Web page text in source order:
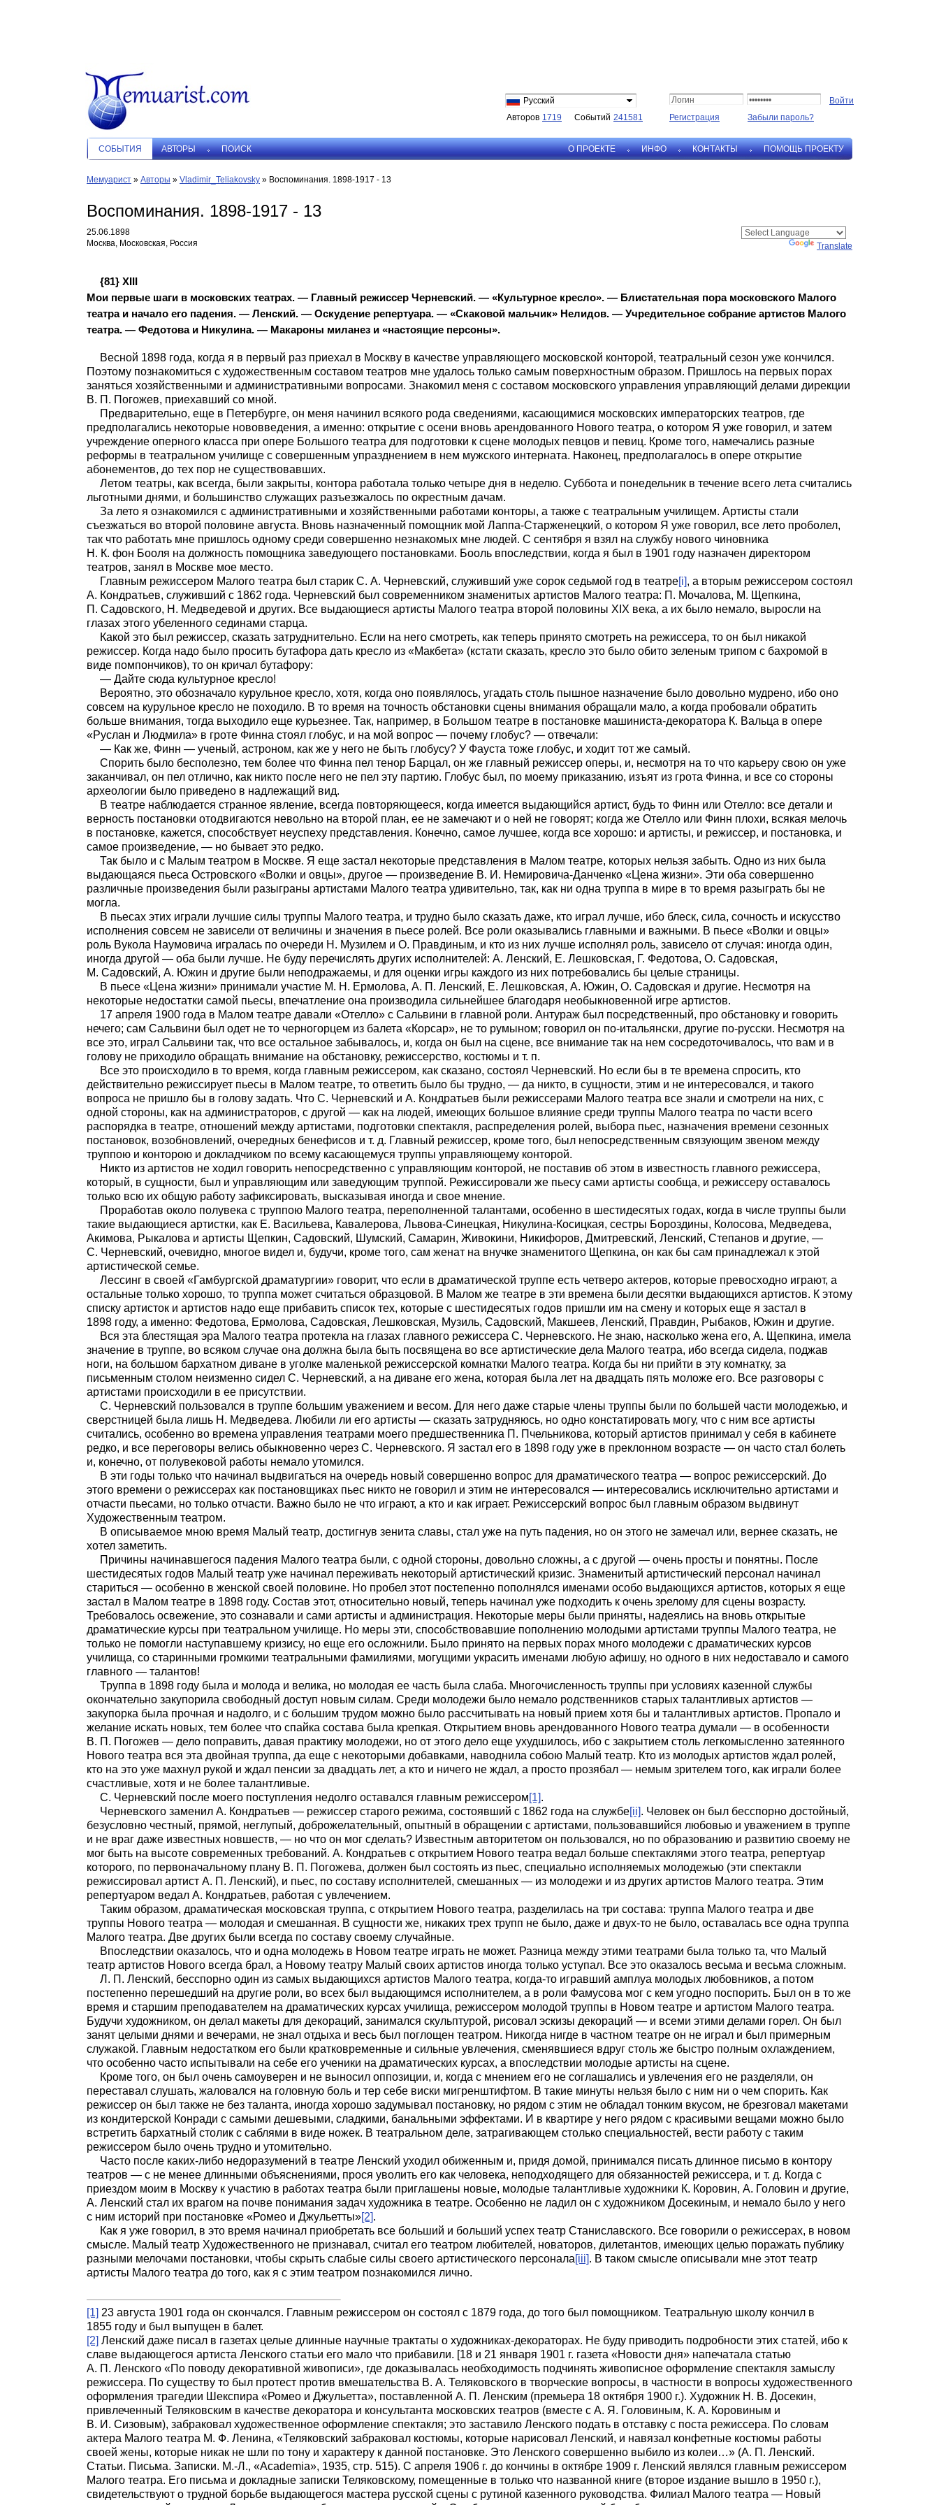
Русский
Авторов 1719 Событий 241581 Регистрация Забыли пароль?
СОБЫТИЯ АВТОРЫ ПОИСК О ПРОЕКТЕ ИНФО КОНТАКТЫ ПОМОЩЬ ПРОЕКТУ
Мемуарист » Авторы » Vladimir_Teliakovsky » Воспоминания. 1898-1917 - 13
Воспоминания. 1898-1917 - 13
25.06.1898
Москва, Московская, Россия
Translate
{81} XIII
Мои первые шаги в московских театрах. — Главный режиссер Черневский. — «Культурное кресло». — Блистательная пора московского Малого
театра и начало его падения. — Ленский. — Оскудение репертуара. — «Скаковой мальчик» Нелидов. — Учредительное собрание артистов Малого
театра. — Федотова и Никулина. — Макароны миланез и «настоящие персоны».
Весной 1898 года, когда я в первый раз приехал в Москву в качестве управляющего московской конторой, театральный сезон уже кончился.
Поэтому познакомиться с художественным составом театров мне удалось только самым поверхностным образом. Пришлось на первых порах
заняться хозяйственными и административными вопросами. Знакомил меня с составом московского управления управляющий делами дирекции
В. П. Погожев, приехавший со мной.
Предварительно, еще в Петербурге, он меня начинил всякого рода сведениями, касающимися московских императорских театров, где
предполагались некоторые нововведения, а именно: открытие с осени вновь арендованного Нового театра, о котором Я уже говорил, и затем
учреждение оперного класса при опере Большого театра для подготовки к сцене молодых певцов и певиц. Кроме того, намечались разные
реформы в театральном училище с совершенным упразднением в нем мужского интерната. Наконец, предполагалось в опере открытие
абонементов, до тех пор не существовавших.
Летом театры, как всегда, были закрыты, контора работала только четыре дня в неделю. Суббота и понедельник в течение всего лета считались
льготными днями, и большинство служащих разъезжалось по окрестным дачам.
За лето я ознакомился с административными и хозяйственными работами конторы, а также с театральным училищем. Артисты стали
съезжаться во второй половине августа. Вновь назначенный помощник мой Лаппа-Старженецкий, о котором Я уже говорил, все лето проболел,
так что работать мне пришлось одному среди совершенно незнакомых мне людей. С сентября я взял на службу нового чиновника
Н. К. фон Бооля на должность помощника заведующего постановками. Бооль впоследствии, когда я был в 1901 году назначен директором
театров, занял в Москве мое место.
Главным режиссером Малого театра был старик С. А. Черневский, служивший уже сорок седьмой год в театре[i], а вторым режиссером состоял
А. Кондратьев, служивший с 1862 года. Черневский был современником знаменитых артистов Малого театра: П. Мочалова, М. Щепкина,
П. Садовского, Н. Медведевой и других. Все выдающиеся артисты Малого театра второй половины XIX века, а их было немало, выросли на
глазах этого убеленного сединами старца.
Какой это был режиссер, сказать затруднительно. Если на него смотреть, как теперь принято смотреть на режиссера, то он был никакой
режиссер. Когда надо было просить бутафора дать кресло из «Макбета» (кстати сказать, кресло это было обито зеленым трипом с бахромой в
виде помпончиков), то он кричал бутафору:
— Дайте сюда культурное кресло!
Вероятно, это обозначало курульное кресло, хотя, когда оно появлялось, угадать столь пышное назначение было довольно мудрено, ибо оно
совсем на курульное кресло не походило. В то время на точность обстановки сцены внимания обращали мало, а когда пробовали обратить
больше внимания, тогда выходило еще курьезнее. Так, например, в Большом театре в постановке машиниста-декоратора К. Вальца в опере
«Руслан и Людмила» в гроте Финна стоял глобус, и на мой вопрос — почему глобус? — отвечали:
— Как же, Финн — ученый, астроном, как же у него не быть глобусу? У Фауста тоже глобус, и ходит тот же самый.
Спорить было бесполезно, тем более что Финна пел тенор Барцал, он же главный режиссер оперы, и, несмотря на то что карьеру свою он уже
заканчивал, он пел отлично, как никто после него не пел эту партию. Глобус был, по моему приказанию, изъят из грота Финна, и все со стороны
археологии было приведено в надлежащий вид.
В театре наблюдается странное явление, всегда повторяющееся, когда имеется выдающийся артист, будь то Финн или Отелло: все детали и
верность постановки отодвигаются невольно на второй план, ее не замечают и о ней не говорят; когда же Отелло или Финн плохи, всякая мелочь
в постановке, кажется, способствует неуспеху представления. Конечно, самое лучшее, когда все хорошо: и артисты, и режиссер, и постановка, и
самое произведение, — но бывает это редко.
Так было и с Малым театром в Москве. Я еще застал некоторые представления в Малом театре, которых нельзя забыть. Одно из них была
выдающаяся пьеса Островского «Волки и овцы», другое — произведение В. И. Немировича-Данченко «Цена жизни». Эти оба совершенно
различные произведения были разыграны артистами Малого театра удивительно, так, как ни одна труппа в мире в то время разыграть бы не
могла.
В пьесах этих играли лучшие силы труппы Малого театра, и трудно было сказать даже, кто играл лучше, ибо блеск, сила, сочность и искусство
исполнения совсем не зависели от величины и значения в пьесе ролей. Все роли оказывались главными и важными. В пьесе «Волки и овцы»
роль Вукола Наумовича игралась по очереди Н. Музилем и О. Правдиным, и кто из них лучше исполнял роль, зависело от случая: иногда один,
иногда другой — оба были лучше. Не буду перечислять других исполнителей: А. Ленский, Е. Лешковская, Г. Федотова, О. Садовская,
М. Садовский, А. Южин и другие были неподражаемы, и для оценки игры каждого из них потребовались бы целые страницы.
В пьесе «Цена жизни» принимали участие М. Н. Ермолова, А. П. Ленский, Е. Лешковская, А. Южин, О. Садовская и другие. Несмотря на
некоторые недостатки самой пьесы, впечатление она производила сильнейшее благодаря необыкновенной игре артистов.
17 апреля 1900 года в Малом театре давали «Отелло» с Сальвини в главной роли. Антураж был посредственный, про обстановку и говорить
нечего; сам Сальвини был одет не то черногорцем из балета «Корсар», не то румыном; говорил он по-итальянски, другие по-русски. Несмотря на
все это, играл Сальвини так, что все остальное забывалось, и, когда он был на сцене, все внимание так на нем сосредоточивалось, что вам и в
голову не приходило обращать внимание на обстановку, режиссерство, костюмы и т. п.
Все это происходило в то время, когда главным режиссером, как сказано, состоял Черневский. Но если бы в те времена спросить, кто
действительно режиссирует пьесы в Малом театре, то ответить было бы трудно, — да никто, в сущности, этим и не интересовался, и такого
вопроса не пришло бы в голову задать. Что С. Черневский и А. Кондратьев были режиссерами Малого театра все знали и смотрели на них, с
одной стороны, как на администраторов, с другой — как на людей, имеющих большое влияние среди труппы Малого театра по части всего
распорядка в театре, отношений между артистами, подготовки спектакля, распределения ролей, выбора пьес, назначения времени сезонных
постановок, возобновлений, очередных бенефисов и т. д. Главный режиссер, кроме того, был непосредственным связующим звеном между
труппою и конторою и докладчиком по всему касающемуся труппы управляющему конторой.
Никто из артистов не ходил говорить непосредственно с управляющим конторой, не поставив об этом в известность главного режиссера,
который, в сущности, был и управляющим или заведующим труппой. Режиссировали же пьесу сами артисты сообща, и режиссеру оставалось
только всю их общую работу зафиксировать, высказывая иногда и свое мнение.
Проработав около полувека с труппою Малого театра, переполненной талантами, особенно в шестидесятых годах, когда в числе труппы были
такие выдающиеся артистки, как Е. Васильева, Кавалерова, Львова-Синецкая, Никулина-Косицкая, сестры Бороздины, Колосова, Медведева,
Акимова, Рыкалова и артисты Щепкин, Садовский, Шумский, Самарин, Живокини, Никифоров, Дмитревский, Ленский, Степанов и другие, —
С. Черневский, очевидно, многое видел и, будучи, кроме того, сам женат на внучке знаменитого Щепкина, он как бы сам принадлежал к этой
артистической семье.
Лессинг в своей «Гамбургской драматургии» говорит, что если в драматической труппе есть четверо актеров, которые превосходно играют, а
остальные только хорошо, то труппа может считаться образцовой. В Малом же театре в эти времена были десятки выдающихся артистов. К этому
списку артисток и артистов надо еще прибавить список тех, которые с шестидесятых годов пришли им на смену и которых еще я застал в
1898 году, а именно: Федотова, Ермолова, Садовская, Лешковская, Музиль, Садовский, Макшеев, Ленский, Правдин, Рыбаков, Южин и другие.
Вся эта блестящая эра Малого театра протекла на глазах главного режиссера С. Черневского. Не знаю, насколько жена его, А. Щепкина, имела
значение в труппе, во всяком случае она должна была быть посвящена во все артистические дела Малого театра, ибо всегда сидела, поджав
ноги, на большом бархатном диване в уголке маленькой режиссерской комнатки Малого театра. Когда бы ни прийти в эту комнатку, за
письменным столом неизменно сидел С. Черневский, а на диване его жена, которая была лет на двадцать пять моложе его. Все разговоры с
артистами происходили в ее присутствии.
С. Черневский пользовался в труппе большим уважением и весом. Для него даже старые члены труппы были по большей части молодежью, и
сверстницей была лишь Н. Медведева. Любили ли его артисты — сказать затрудняюсь, но одно констатировать могу, что с ним все артисты
считались, особенно во времена управления театрами моего предшественника П. Пчельникова, который артистов принимал у себя в кабинете
редко, и все переговоры велись обыкновенно через С. Черневского. Я застал его в 1898 году уже в преклонном возрасте — он часто стал болеть
и, конечно, от полувековой работы немало утомился.
В эти годы только что начинал выдвигаться на очередь новый совершенно вопрос для драматического театра — вопрос режиссерский. До
этого времени о режиссерах как постановщиках пьес никто не говорил и этим не интересовался — интересовались исключительно артистами и
отчасти пьесами, но только отчасти. Важно было не что играют, а кто и как играет. Режиссерский вопрос был главным образом выдвинут
Художественным театром.
В описываемое мною время Малый театр, достигнув зенита славы, стал уже на путь падения, но он этого не замечал или, вернее сказать, не
хотел заметить.
Причины начинавшегося падения Малого театра были, с одной стороны, довольно сложны, а с другой — очень просты и понятны. После
шестидесятых годов Малый театр уже начинал переживать некоторый артистический кризис. Знаменитый артистический персонал начинал
стариться — особенно в женской своей половине. Но пробел этот постепенно пополнялся именами особо выдающихся артистов, которых я еще
застал в Малом театре в 1898 году. Состав этот, относительно новый, теперь начинал уже подходить к очень зрелому для сцены возрасту.
Требовалось освежение, это сознавали и сами артисты и администрация. Некоторые меры были приняты, надеялись на вновь открытые
драматические курсы при театральном училище. Но меры эти, способствовавшие пополнению молодыми артистами труппы Малого театра, не
только не помогли наступавшему кризису, но еще его осложнили. Было принято на первых порах много молодежи с драматических курсов
училища, со старинными громкими театральными фамилиями, могущими украсить именами любую афишу, но одного в них недоставало и самого
главного — талантов!
Труппа в 1898 году была и молода и велика, но молодая ее часть была слаба. Многочисленность труппы при условиях казенной службы
окончательно закупорила свободный доступ новым силам. Среди молодежи было немало родственников старых талантливых артистов —
закупорка была прочная и надолго, и с большим трудом можно было рассчитывать на новый прием хотя бы и талантливых артистов. Пропало и
желание искать новых, тем более что спайка состава была крепкая. Открытием вновь арендованного Нового театра думали — в особенности
В. П. Погожев — дело поправить, давая практику молодежи, но от этого дело еще ухудшилось, ибо с закрытием столь легкомысленно затеянного
Нового театра вся эта двойная труппа, да еще с некоторыми добавками, наводнила собою Малый театр. Кто из молодых артистов ждал ролей,
кто на это уже махнул рукой и ждал пенсии за двадцать лет, а кто и ничего не ждал, а просто прозябал — немым зрителем того, как играли более
счастливые, хотя и не более талантливые.
С. Черневский после моего поступления недолго оставался главным режиссером[1].
Черневского заменил А. Кондратьев — режиссер старого режима, состоявший с 1862 года на службе[ii]. Человек он был бесспорно достойный,
безусловно честный, прямой, неглупый, доброжелательный, опытный в обращении с артистами, пользовавшийся любовью и уважением в труппе
и не враг даже известных новшеств, — но что он мог сделать? Известным авторитетом он пользовался, но по образованию и развитию своему не
мог быть на высоте современных требований. А. Кондратьев с открытием Нового театра ведал больше спектаклями этого театра, репертуар
которого, по первоначальному плану В. П. Погожева, должен был состоять из пьес, специально исполняемых молодежью (эти спектакли
режиссировал артист А. П. Ленский), и пьес, по составу исполнителей, смешанных — из молодежи и из других артистов Малого театра. Этим
репертуаром ведал А. Кондратьев, работая с увлечением.
Таким образом, драматическая московская труппа, с открытием Нового театра, разделилась на три состава: труппа Малого театра и две
труппы Нового театра — молодая и смешанная. В сущности же, никаких трех трупп не было, даже и двух-то не было, оставалась все одна труппа
Малого театра. Две других были всегда по составу своему случайные.
Впоследствии оказалось, что и одна молодежь в Новом театре играть не может. Разница между этими театрами была только та, что Малый
театр артистов Нового всегда брал, а Новому театру Малый своих артистов иногда только уступал. Все это оказалось весьма и весьма сложным.
Л. П. Ленский, бесспорно один из самых выдающихся артистов Малого театра, когда-то игравший амплуа молодых любовников, а потом
постепенно перешедший на другие роли, во всех был выдающимся исполнителем, а в роли Фамусова мог с кем угодно поспорить. Был он в то же
время и старшим преподавателем на драматических курсах училища, режиссером молодой труппы в Новом театре и артистом Малого театра.
Будучи художником, он делал макеты для декораций, занимался скульптурой, рисовал эскизы декораций — и всеми этими делами горел. Он был
занят целыми днями и вечерами, не знал отдыха и весь был поглощен театром. Никогда нигде в частном театре он не играл и был примерным
служакой. Главным недостатком его были кратковременные и сильные увлечения, сменявшиеся вдруг столь же быстро полным охлаждением,
что особенно часто испытывали на себе его ученики на драматических курсах, а впоследствии молодые артисты на сцене.
Кроме того, он был очень самоуверен и не выносил оппозиции, и, когда с мнением его не соглашались и увлечения его не разделяли, он
переставал слушать, жаловался на головную боль и тер себе виски мигренштифтом. В такие минуты нельзя было с ним ни о чем спорить. Как
режиссер он был также не без таланта, иногда хорошо задумывал постановку, но рядом с этим не обладал тонким вкусом, не брезговал макетами
из кондитерской Конради с самыми дешевыми, сладкими, банальными эффектами. И в квартире у него рядом с красивыми вещами можно было
встретить бархатный столик с саблями в виде ножек. В театральном деле, затрагивающем столько специальностей, вести работу с таким
режиссером было очень трудно и утомительно.
Часто после каких-либо недоразумений в театре Ленский уходил обиженным и, придя домой, принимался писать длинное письмо в контору
театров — с не менее длинными объяснениями, прося уволить его как человека, неподходящего для обязанностей режиссера, и т. д. Когда с
приездом моим в Москву к участию в работах театра были приглашены новые, молодые талантливые художники К. Коровин, А. Головин и другие,
А. Ленский стал их врагом на почве понимания задач художника в театре. Особенно не ладил он с художником Досекиным, и немало было у него
с ним историй при постановке «Ромео и Джульетты»[2].
Как я уже говорил, в это время начинал приобретать все больший и больший успех театр Станиславского. Все говорили о режиссерах, в новом
смысле. Малый театр Художественного не признавал, считал его театром любителей, новаторов, дилетантов, имеющих целью поражать публику
разными мелочами постановки, чтобы скрыть слабые силы своего артистического персонала[iii]. В таком смысле описывали мне этот театр
артисты Малого театра до того, как я с этим театром познакомился лично.
[1] 23 августа 1901 года он скончался. Главным режиссером он состоял с 1879 года, до того был помощником. Театральную школу кончил в
1855 году и был выпущен в балет.
[2] Ленский даже писал в газетах целые длинные научные трактаты о художниках-декораторах. Не буду приводить подробности этих статей, ибо к
славе выдающегося артиста Ленского статьи его мало что прибавили. [18 и 21 января 1901 г. газета «Новости дня» напечатала статью
А. П. Ленского «По поводу декоративной живописи», где доказывалась необходимость подчинять живописное оформление спектакля замыслу
режиссера. По существу то был протест против вмешательства В. А. Теляковского в творческие вопросы, в частности в вопросы художественного
оформления трагедии Шекспира «Ромео и Джульетта», поставленной А. П. Ленским (премьера 18 октября 1900 г.). Художник Н. В. Досекин,
привлеченный Теляковским в качестве декоратора и консультанта московских театров (вместе с А. Я. Головиным, К. А. Коровиным и
В. И. Сизовым), забраковал художественное оформление спектакля; это заставило Ленского подать в отставку с поста режиссера. По словам
актера Малого театра М. Ф. Ленина, «Теляковский забраковал костюмы, которые нарисовал Ленский, и навязал конфетные костюмы работы
своей жены, которые никак не шли по тону и характеру к данной постановке. Это Ленского совершенно выбило из колеи…» (А. П. Ленский.
Статьи. Письма. Записки. М.‑Л., «Academia», 1935, стр. 515). С апреля 1906 г. до кончины в октябре 1909 г. Ленский являлся главным режиссером
Малого театра. Его письма и докладные записки Теляковскому, помещенные в только что названной книге (второе издание вышло в 1950 г.),
свидетельствуют о трудной борьбе выдающегося мастера русской сцены с рутиной казенного руководства. Филиал Малого театра — Новый